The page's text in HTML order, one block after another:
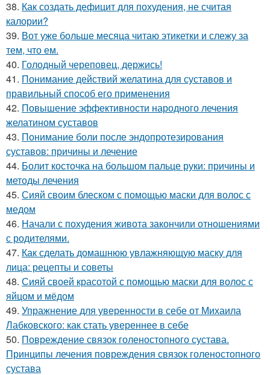
38. Как создать дефицит для похудения, не считая
калории?
39. Вот уже больше месяца читаю этикетки и слежу за
тем, что ем.
40. Голодный череповец, держись!
41. Понимание действий желатина для суставов и
правильный способ его применения
42. Повышение эффективности народного лечения
желатином суставов
43. Понимание боли после эндопротезирования
суставов: причины и лечение
44. Болит косточка на большом пальце руки: причины и
методы лечения
45. Сияй своим блеском с помощью маски для волос с
медом
46. Начали с похудения живота закончили отношениями
с родителями.
47. Как сделать домашнюю увлажняющую маску для
лица: рецепты и советы
48. Сияй своей красотой с помощью маски для волос с
яйцом и мёдом
49. Упражнение для уверенности в себе от Михаила
Лабковского: как стать увереннее в себе
50. Повреждение связок голеностопного сустава.
Принципы лечения повреждения связок голеностопного
сустава